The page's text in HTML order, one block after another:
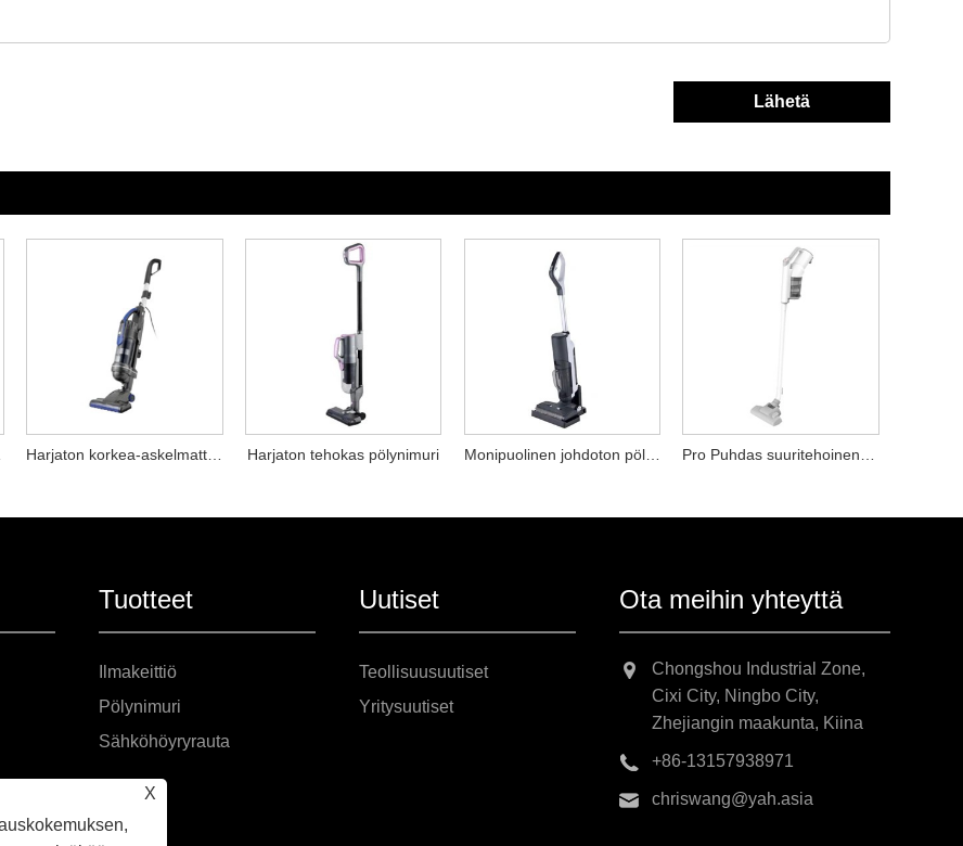
Lähetä
Harjaton tehokas pölynimuri Monipuolinen johdoton pölynimuri
Tuotteet
Ilmakeittiö
Pölynimuri
Sähköhöyryrauta
Uutiset
Teollisuusuutiset
Yritysuutiset
Ota meihin yhteyttä
Chongshou Industrial Zone,
Cixi City, Ningbo City,
Zhejiangin maakunta, Kiina
+86-13157938971
chriswang@yah.asia
X